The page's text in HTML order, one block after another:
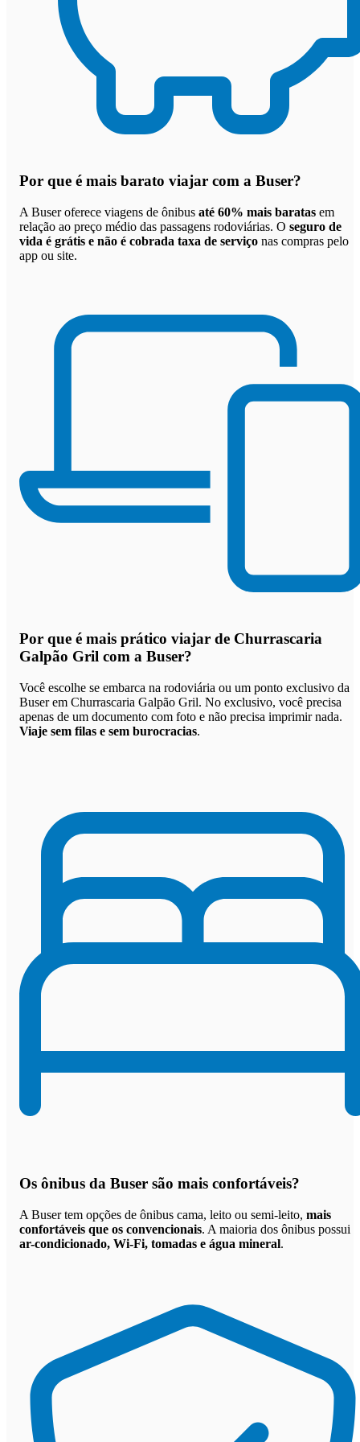
Por que é mais barato viajar com a Buser?
A Buser oferece viagens de ônibus até 60% mais baratas em
relação ao preço médio das passagens rodoviárias. O seguro de
vida é grátis e não é cobrada taxa de serviço nas compras pelo
app ou site.
Por que é mais prático viajar de Churrascaria
Galpão Gril com a Buser?
Você escolhe se embarca na rodoviária ou um ponto exclusivo da
Buser em Churrascaria Galpão Gril. No exclusivo, você precisa
apenas de um documento com foto e não precisa imprimir nada.
Viaje sem filas e sem burocracias.
Os ônibus da Buser são mais confortáveis?
A Buser tem opções de ônibus cama, leito ou semi-leito, mais
confortáveis que os convencionais. A maioria dos ônibus possui
ar-condicionado, Wi-Fi, tomadas e água mineral.